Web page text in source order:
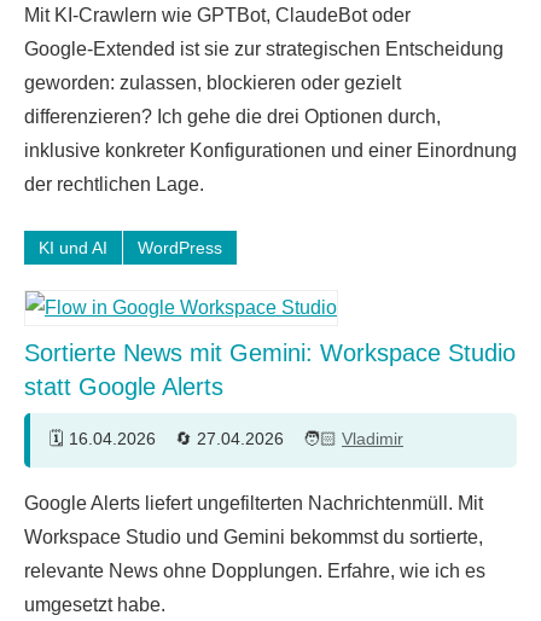
Mit KI‑Crawlern wie GPTBot, ClaudeBot oder
Google‑Extended ist sie zur strategischen Entscheidung
geworden: zulassen, blockieren oder gezielt
differenzieren? Ich gehe die drei Optionen durch,
inklusive konkreter Konfigurationen und einer Einordnung
der rechtlichen Lage.
KI und AI WordPress
Sortierte News mit Gemini: Workspace Studio
statt Google Alerts
16.04.2026 27.04.2026 Vladimir
Kommentare
Google Alerts liefert ungefilterten Nachrichtenmüll. Mit
Workspace Studio und Gemini bekommst du sortierte,
relevante News ohne Dopplungen. Erfahre, wie ich es
umgesetzt habe.